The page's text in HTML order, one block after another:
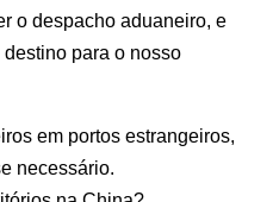
o despacho aduaneiro, e
para o nosso
em portos estrangeiros,
necessário.